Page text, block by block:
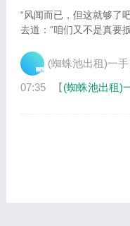
“风闻而已，但这就够了
去道：“咱们又不是真要扳
(蜘蛛池出租)一
07:35
【(蜘蛛池出租)